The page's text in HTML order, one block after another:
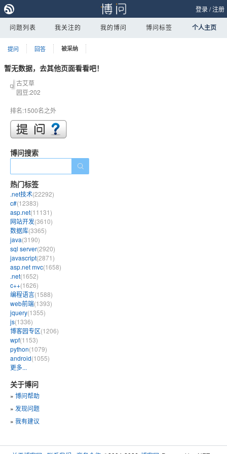
登录/注册
问题列表 我关注的 我的博问 博问标签 个人主页
提问 回答 被采纳
暂无数据，去其他页面看看吧！
古艾草
园豆:202
排名:1500名之外
博问搜索
热门标签
.net技术(22292)
c#(12383)
asp.net(11131)
网站开发(3610)
数据库(3365)
java(3190)
sql server(2920)
javascript(2871)
asp.net mvc(1658)
.net(1652)
c++(1626)
编程语言(1588)
web前端(1393)
jquery(1355)
js(1336)
博客园专区(1206)
wpf(1153)
python(1079)
android(1055)
更多...
关于博问
» 博问帮助
» 发现问题
» 我有建议